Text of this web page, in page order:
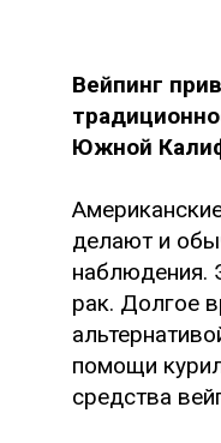
Вейпинг
Южной
делают и
наблюдения.
рак. Долгое
помощи
средства